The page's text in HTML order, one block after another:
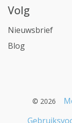
Volg
Nieuwsbrief
Blog
© 2026